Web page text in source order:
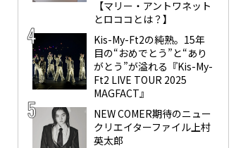
【マリー・アントワネット
とロココとは？】
Kis-My-Ft2の純熟。15年
目の“おめでとう”と“あり
がとう”が溢れる『Kis-My-
Ft2 LIVE TOUR 2025
MAGFACT』
NEW COMER期待のニュー
クリエイターファイル上村
英太郎